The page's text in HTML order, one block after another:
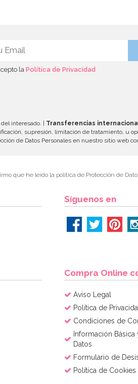
la Política de Privacidad
interesado. | Transferencias
supresión, limitación de tratamiento, u
de Datos Personales en nuestro sitio web
que he leído la política de Protección de
Síguenos en
Compra Online
Aviso Legal
Política de
Condiciones de
Información
Datos
Formulario de
Política de Cookies